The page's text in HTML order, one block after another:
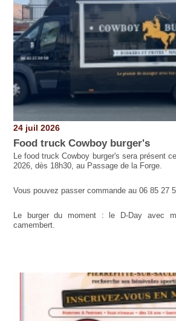
24 juil 2026
Food truck Cowboy burger's
Le food truck Cowboy burger's sera présent
2026, dès 18h30, au Passage de la Forge.
Vous pouvez passer commande au 06 85 27
Le burger du moment : le D-Day avec
camembert.